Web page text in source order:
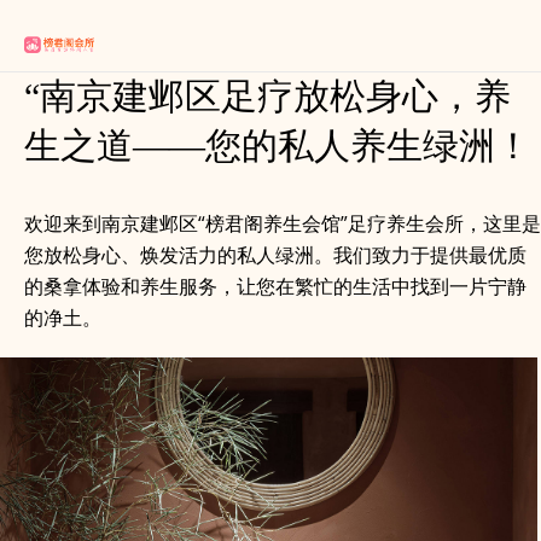
“南京建邺区足疗放松身心，养
生之道——您的私人养生绿洲！
欢迎来到南京建邺区“榜君阁养生会馆”足疗养生会所，这里是
您放松身心、焕发活力的私人绿洲。我们致力于提供最优质
的桑拿体验和养生服务，让您在繁忙的生活中找到一片宁静
的净土。